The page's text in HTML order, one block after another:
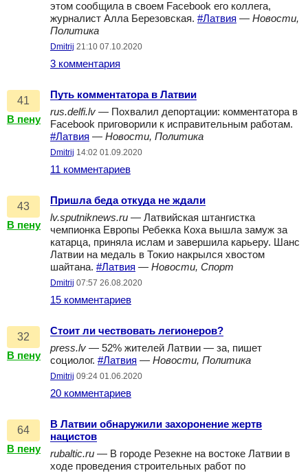
этом сообщила в своем Facebook его коллега,
журналист Алла Березовская. #Латвия — Новости,
Политика
Dmitrij 21:10 07.10.2020
3 комментария
41
В пену
Путь комментатора в Латвии
rus.delfi.lv — Похвалил депортации: комментатора в
Facebook приговорили к исправительным работам.
#Латвия — Новости, Политика
Dmitrij 14:02 01.09.2020
11 комментариев
43
В пену
Пришла беда откуда не ждали
lv.sputniknews.ru — Латвийская штангистка
чемпионка Европы Ребекка Коха вышла замуж за
катарца, приняла ислам и завершила карьеру. Шанс
Латвии на медаль в Токио накрылся хвостом
шайтана. #Латвия — Новости, Спорт
Dmitrij 07:57 26.08.2020
15 комментариев
32
В пену
Стоит ли чествовать легионеров?
press.lv — 52% жителей Латвии — за, пишет
социолог. #Латвия — Новости, Политика
Dmitrij 09:24 01.06.2020
20 комментариев
64
В пену
В Латвии обнаружили захоронение жертв
нацистов
rubaltic.ru — В городе Резекне на востоке Латвии в
ходе проведения строительных работ по